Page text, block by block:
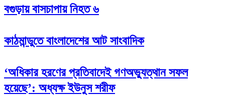
বগুড়ায় বাসচাপায় নিহত ৬
কাঠমান্ডুতে বাংলাদেশের আট সাংবাদিক
‘অধিকার হরণের প্রতিবাদেই গণঅভ্যুত্থান সফল
হয়েছে’: অধ্যক্ষ ইউনুস শরীফ